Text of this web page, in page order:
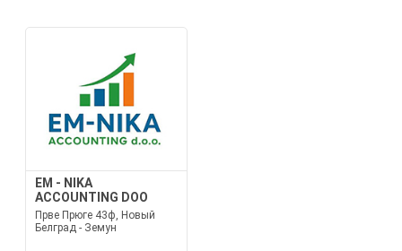
EM - NIKA
ACCOUNTING DOO
Прве Прюге 43ф, Новый
Белград - Земун